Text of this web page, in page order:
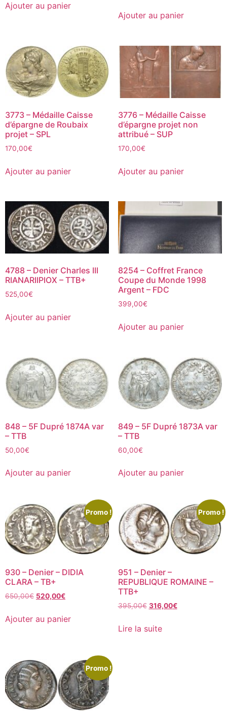
Ajouter au panier
Ajouter au panier
3773 – Médaille Caisse
d’épargne de Roubaix
projet – SPL
170,00€
Ajouter au panier
3776 – Médaille Caisse
d’épargne projet non
attribué – SUP
170,00€
Ajouter au panier
4788 – Denier Charles III
RIANARIIPIOX – TTB+
525,00€
Ajouter au panier
8254 – Coffret France
Coupe du Monde 1998
Argent – FDC
399,00€
Ajouter au panier
848 – 5F Dupré 1874A var
– TTB
50,00€
Ajouter au panier
849 – 5F Dupré 1873A var
– TTB
60,00€
Ajouter au panier
Promo !
930 – Denier – DIDIA
CLARA – TB+
650,00€ 520,00€
Ajouter au panier
Promo !
951 – Denier –
REPUBLIQUE ROMAINE –
TTB+
395,00€ 316,00€
Lire la suite
Promo !